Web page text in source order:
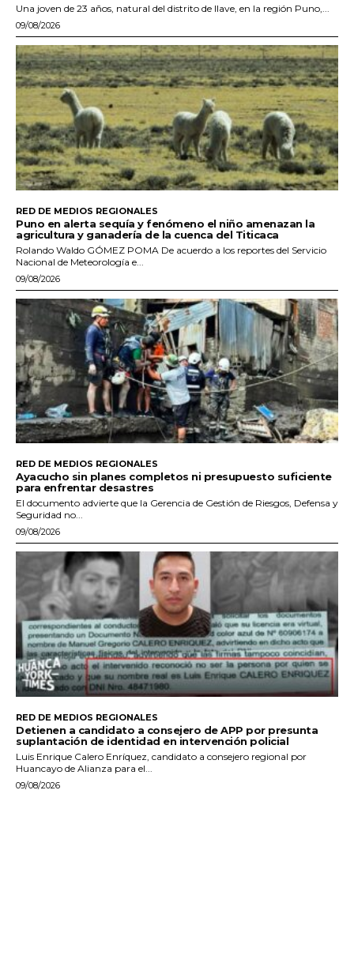
Una joven de 23 años, natural del distrito de Ilave, en la región Puno,...
09/08/2026
RED DE MEDIOS REGIONALES
Puno en alerta sequía y fenómeno el niño amenazan la
agricultura y ganadería de la cuenca del Titicaca
Rolando Waldo GÓMEZ POMA De acuerdo a los reportes del Servicio
Nacional de Meteorología e...
09/08/2026
RED DE MEDIOS REGIONALES
Ayacucho sin planes completos ni presupuesto suficiente
para enfrentar desastres
El documento advierte que la Gerencia de Gestión de Riesgos, Defensa y
Seguridad no...
09/08/2026
RED DE MEDIOS REGIONALES
Detienen a candidato a consejero de APP por presunta
suplantación de identidad en intervención policial
Luis Enrique Calero Enríquez, candidato a consejero regional por
Huancayo de Alianza para el...
09/08/2026